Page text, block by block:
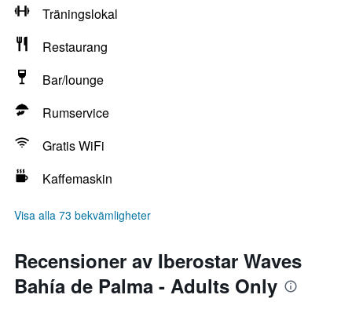
Träningslokal
Restaurang
Bar/lounge
Rumservice
Gratis WiFi
Kaffemaskin
Visa alla 73 bekvämligheter
Recensioner av Iberostar Waves
Bahía de Palma - Adults Only